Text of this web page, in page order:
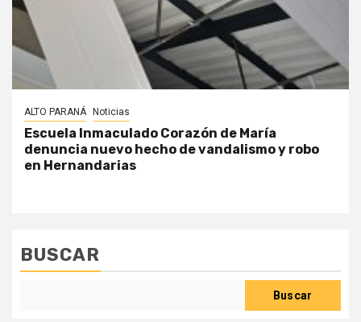
ALTO PARANÁ Noticias
Escuela Inmaculado Corazón de María
denuncia nuevo hecho de vandalismo y robo
en Hernandarias
BUSCAR
Buscar